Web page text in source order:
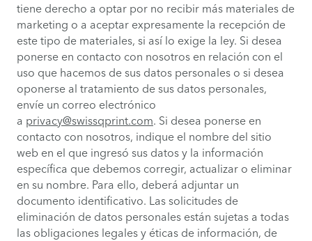
tiene derecho a optar por no recibir más materiales de
marketing o a aceptar expresamente la recepción de
este tipo de materiales, si así lo exige la ley. Si desea
ponerse en contacto con nosotros en relación con el
uso que hacemos de sus datos personales o si desea
oponerse al tratamiento de sus datos personales,
envíe un correo electrónico
a privacy@swissqprint.com. Si desea ponerse en
contacto con nosotros, indique el nombre del sitio
web en el que ingresó sus datos y la información
específica que debemos corregir, actualizar o eliminar
en su nombre. Para ello, deberá adjuntar un
documento identificativo. Las solicitudes de
eliminación de datos personales están sujetas a todas
las obligaciones legales y éticas de información, de